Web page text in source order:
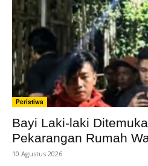
Peristiwa
Bayi Laki-laki
Pekarangan Rumah
10 Agustus 2026